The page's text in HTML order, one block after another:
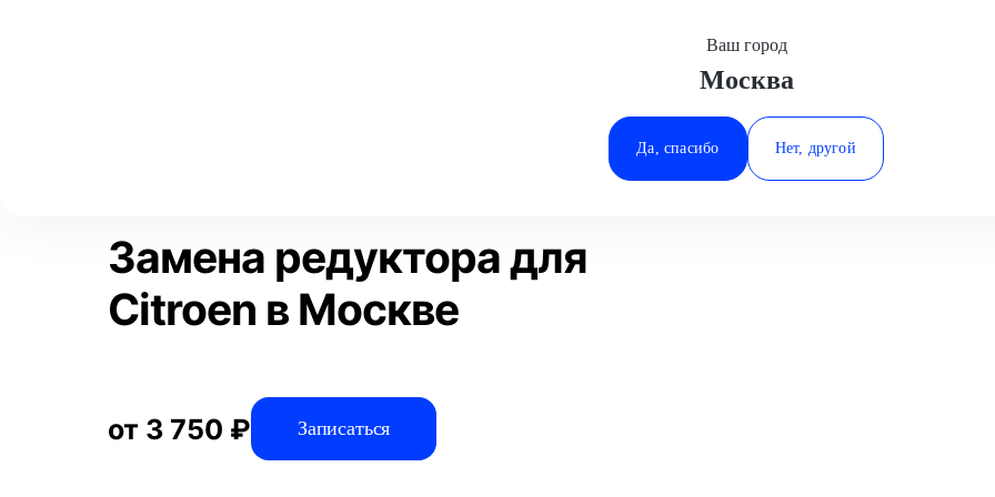
Минеральные Воды
Ростов-на-Дону
Ставрополь
Ваш город
Москва
Да, спасибо Нет, другой
Citroen
Статьи
Замена редуктора для
Citroen в Москве
от 3 750 ₽ Записаться